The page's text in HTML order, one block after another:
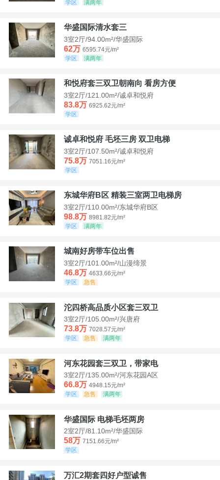
学区
满两年
华盛国际清水套三
3室2厅/94.00m²/华盛国际
62万 6595.74元/m²
学区
满两年
和悦府套三双卫朝南向 看房方便
3室2厅/121.00m²/诚卓和悦府
83.8万 6925.62元/m²
学区
诚卓和悦府 毛坯三房 双卫电梯
3室2厅/107.50m²/诚卓和悦府
75.8万 7051.16元/m²
学区
东城华府B区 精装三室两卫电梯房
3室2厅/110.00m²/东城华府B区
98.8万 8981.82元/m²
学区
满两年
城南好房带车位出售
3室2厅/101.00m²/山漫缔景
46.8万 4633.66元/m²
学区
急售
沱四桥高品质小区套三双卫
3室2厅/105.00m²/兴唐府
73.8万 7028.57元/m²
学区
急售 满两年
河东花园套三双卫，带家电
3室2厅/135.00m²/河东花园A区
66.8万 4948.15元/m²
学区
急售 满两年
华盛国际 电梯毛坯两房
2室2厅/81.10m²/华盛国际
58万 7151.66元/m²
学区
万汇2期套四好户型诚售